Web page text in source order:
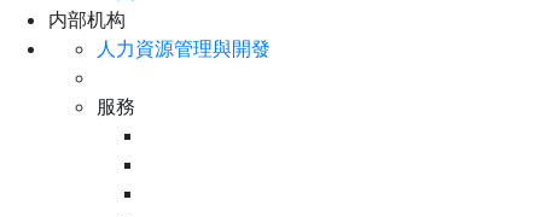
内部机构
人力資源管理與開發
服務